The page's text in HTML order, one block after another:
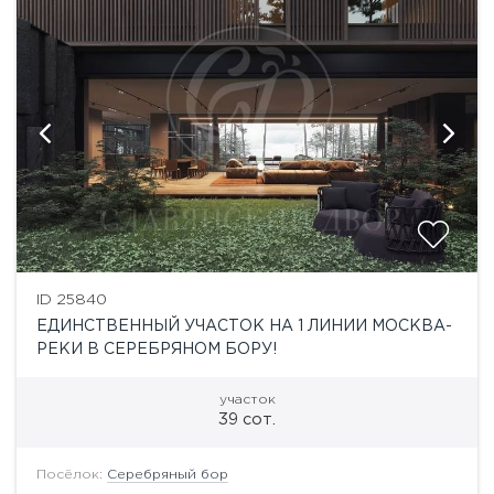
ID 25840
ЕДИНСТВЕННЫЙ УЧАСТОК НА 1 ЛИНИИ МОСКВА-
РЕКИ В СЕРЕБРЯНОМ БОРУ!
участок
39 сот.
Посёлок: Серебряный бор